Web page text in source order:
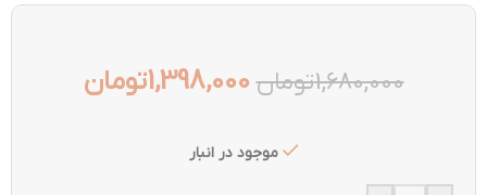
1,680,000تومان 1,398,000تومان
موجود در انبار